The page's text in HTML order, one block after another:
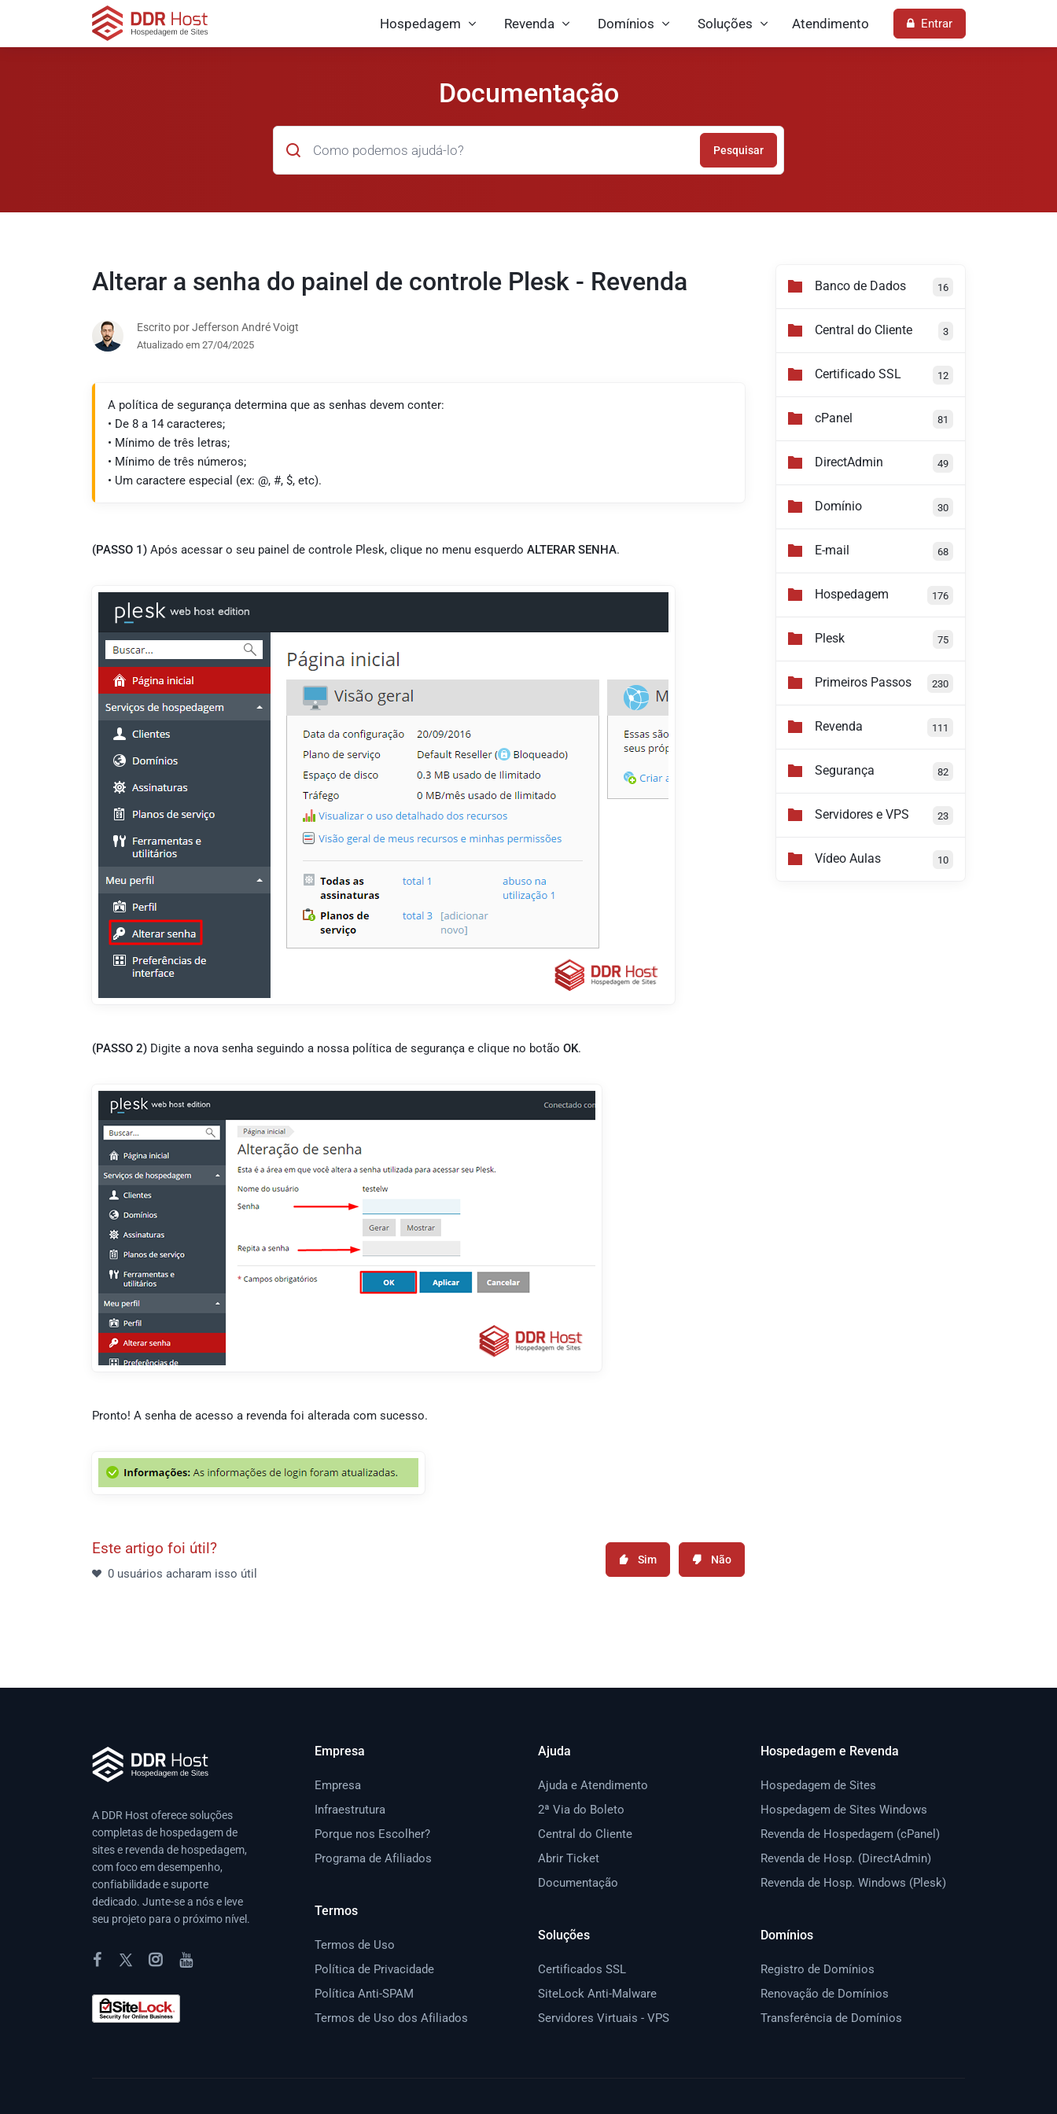
Hospedagem Revenda Domínios Soluções Atendimento Entrar
Documentação
Pesquisar
Banco de Dados 16
Central do Cliente 3
Certificado SSL 12
cPanel 81
DirectAdmin 49
Domínio 30
E-mail 68
Hospedagem 176
Plesk 75
Primeiros Passos 230
Revenda 111
Segurança 82
Servidores e VPS 23
Vídeo Aulas 10
Alterar a senha do painel de controle Plesk - Revenda
Escrito por Jefferson André Voigt
Atualizado em 27/04/2025
A política de segurança determina que as senhas devem conter:
• De 8 a 14 caracteres;
• Mínimo de três letras;
• Mínimo de três números;
• Um caractere especial (ex: @, #, $, etc).
(PASSO 1) Após acessar o seu painel de controle Plesk, clique no menu esquerdo ALTERAR SENHA.
(PASSO 2) Digite a nova senha seguindo a nossa política de segurança e clique no botão OK.
Pronto! A senha de acesso a revenda foi alterada com sucesso.
Este artigo foi útil?
0 usuários acharam isso útil
Sim Não
A DDR Host oferece soluções
completas de hospedagem de
sites e revenda de hospedagem,
com foco em desempenho,
confiabilidade e suporte
dedicado. Junte-se a nós e leve
seu projeto para o próximo nível.
Empresa
Empresa
Infraestrutura
Porque nos Escolher?
Programa de Afiliados
Termos
Termos de Uso
Política de Privacidade
Política Anti-SPAM
Termos de Uso dos Afiliados
Ajuda
Ajuda e Atendimento
2ª Via do Boleto
Central do Cliente
Abrir Ticket
Documentação
Soluções
Certificados SSL
SiteLock Anti-Malware
Servidores Virtuais - VPS
Hospedagem e Revenda
Hospedagem de Sites
Hospedagem de Sites Windows
Revenda de Hospedagem (cPanel)
Revenda de Hosp. (DirectAdmin)
Revenda de Hosp. Windows (Plesk)
Domínios
Registro de Domínios
Renovação de Domínios
Transferência de Domínios